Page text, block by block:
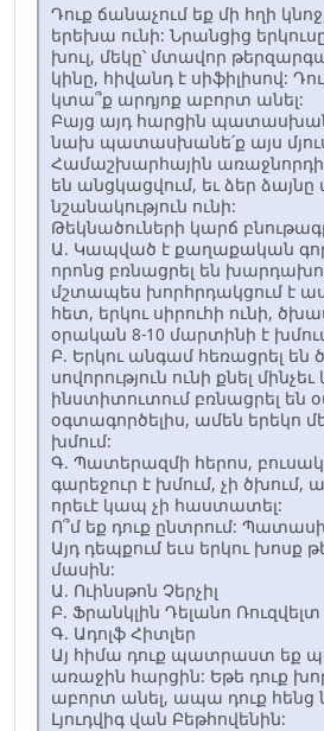
Դուք ճանաչում եք մի հղի
երեխա ունի: Նրանցից երկուսը
խուլ, մեկը՝ մտավոր
կինը, հիվանդ է սիֆիլիսով:
կտա՞ք արդյոք աբորտ անել:
Բայց այդ հարցին
նախ պատասխանե՛ք այս
Համաշխարհային առաջնորդի
են անցկացվում, եւ ձեր ձայնը
նշանակություն ունի:
Թեկնածուների կարճ
Ա. Կապված է քաղաքական
որոնց բռնացրել են
մշտապես խորհրդակցում է
հետ, երկու սիրուհի ունի,
օրական 8-10 մարտինի է
Բ. Երկու անգամ հեռացրել են
սովորություն ունի քնել մինչեւ
ինստիտուտում բռնացրել են
օգտագործելիս, ամեն երեկո
խմում:
Գ. Պատերազմի հերոս,
գարեջուր է խմում, չի ծխում,
որեւէ կապ չի հաստատել:
Ո՞մ եք դուք ընտրում:
Այդ դեպքում եւս երկու խոսք
մասին:
Ա. Ուինսթոն Չերչիլ
Բ. Ֆրանկլին Դելանո Ռուզվելտ
Գ. Ադոլֆ Հիտլեր
Այ հիմա դուք պատրաստ եք
առաջին հարցին: Եթե դուք
աբորտ անել, ապա դուք հենց
Լյուդվիգ վան Բեթհովենին: